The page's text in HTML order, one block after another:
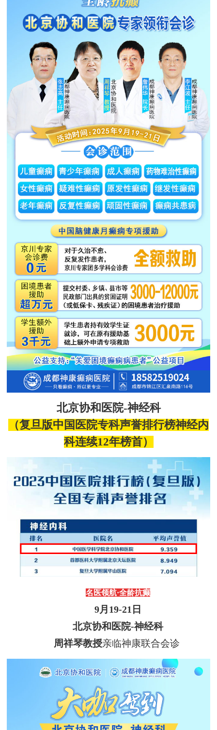
北京协和医院-神经科
（复旦版中国医院专科声誉排行榜神经内
科连续12年榜首）
名医领航·全龄抗癫
9月 19-21 日
北京协和医院-神经科
周祥琴教授亲临神康联合会诊